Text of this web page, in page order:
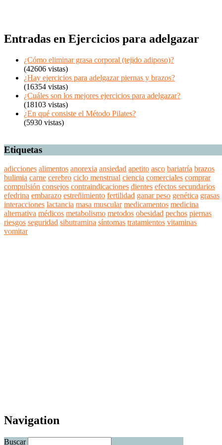
Navigation
Buscar
Etiquetas
adicciones alimentos anorexia ansiedad apetito asco bariatría brazos
bulimia carne cerebro ciclo menstrual ciencia comerciales comprar
compulsión consejos contraindicaciones dientes efectos secundarios
efedrina embarazo estreñimiento fertilidad ganar peso genética grasas
interacciones lactancia masa muscular medicamentos medicina
alternativa médicos metabolismo metodos obesidad pechos piernas
riesgos seguridad sibutramina síntomas tratamientos vitaminas
vomitar
Entradas en Ejercicios para adelgazar
¿Cómo eliminar grasa corporal (tejido adiposo)?
(42606 vistas)
¿Hay ejercicios para adelgazar piernas y brazos?
(16354 vistas)
¿Cuáles son los mejores ejercicios para adelgazar?
(18103 vistas)
¿En qué consiste el Método Pilates?
(5930 vistas)